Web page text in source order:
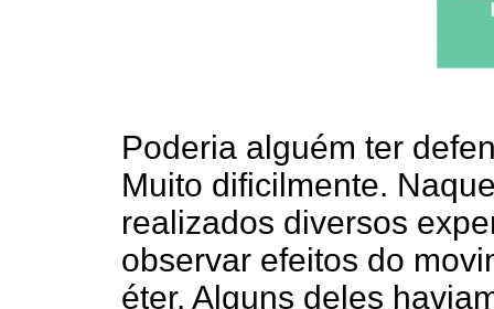
Poderia alguém ter
Muito dificilmente.
realizados diversos
observar efeitos do
éter. Alguns deles